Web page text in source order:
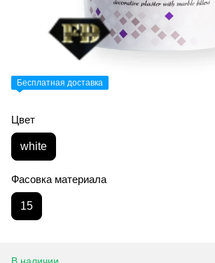
Бесплатная доставка
Цвет
white
Фасовка материала
15
В наличии